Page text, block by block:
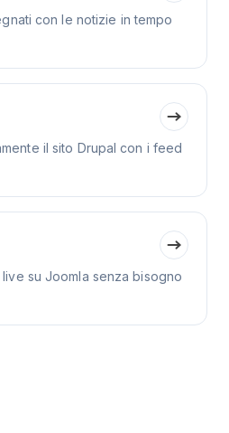
con le notizie in tempo
il sito Drupal con i feed
su Joomla senza bisogno